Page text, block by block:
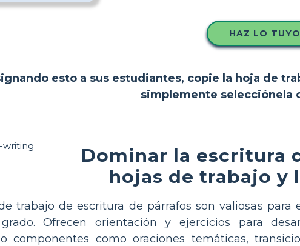
HAZ LO TUYO
esto a sus estudiantes, copie la hoja de
simplemente selecciónela
Dominar la escritura
hojas de trabajo y
trabajo de escritura de párrafos son valiosas
Ofrecen orientación y ejercicios para
componentes como oraciones temáticas,